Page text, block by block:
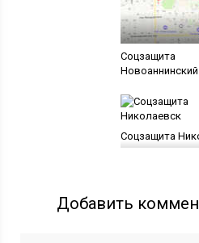
Соцзащита
Новоаннинский
Соцзащита
Добавить